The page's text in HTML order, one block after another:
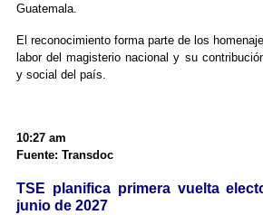
Guatemala.
El reconocimiento forma parte de los
labor del magisterio nacional y su
y social del país.
10:27 am
Fuente: Transdoc
TSE planifica primera vuelta
junio de 2027